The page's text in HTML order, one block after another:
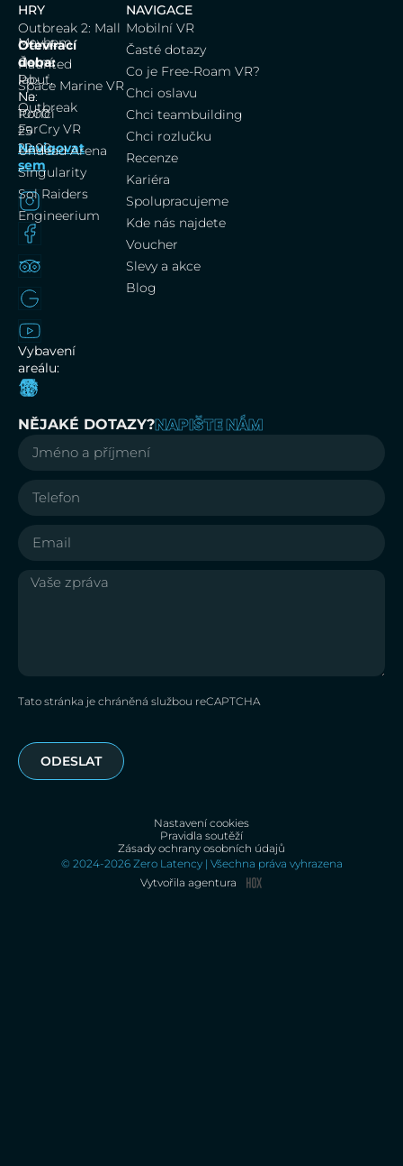
Dům
Černá
labuť,
Na
Poříčí
25
Navigovat
sem
Otevírací
doba:
Po-
Ne:
10:00
–
22:00
Vybavení
areálu:
HRY
Outbreak 2: Mall
Mayhem
Haunted
Space Marine VR
Outbreak
FarCry VR
Undead Arena
Singularity
Sol Raiders
Engineerium
NAVIGACE
Mobilní VR
Časté dotazy
Co je Free-Roam VR?
Chci oslavu
Chci teambuilding
Chci rozlučku
Recenze
Kariéra
Spolupracujeme
Kde nás najdete
Voucher
Slevy a akce
Blog
NĚJAKÉ DOTAZY?NAPIŠTE NÁM
Tato stránka je chráněná službou reCAPTCHA
ODESLAT
Zásady ochrany osobních údajů
Pravidla soutěží
Nastavení cookies
© 2024-2026 Zero Latency | Všechna práva vyhrazena
Vytvořila agentura